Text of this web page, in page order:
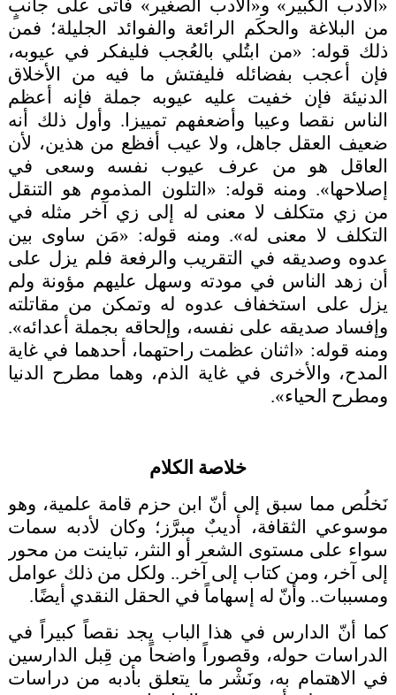
«الأدب الكبير» و«الأدب الصغير» فأتى على جانبٍ
من البلاغة والحكَم الرائعة والفوائد الجليلة؛ فمن
ذلك قوله: «من ابتُلي بالعُجب فليفكر في عيوبه،
فإن أعجب بفضائله فليفتش ما فيه من الأخلاق
الدنيئة فإن خفيت عليه عيوبه جملة فإنه أعظم
الناس نقصا وعيبا وأضعفهم تمييزا. وأول ذلك أنه
ضعيف العقل جاهل، ولا عيب أفظع من هذين، لأن
العاقل هو من عرف عيوب نفسه وسعى في
إصلاحها». ومنه قوله: «التلون المذموم هو التنقل
من زي متكلف لا معنى له إلى زي آخر مثله في
التكلف لا معنى له». ومنه قوله: «مَن ساوى بين
عدوه وصديقه في التقريب والرفعة فلم يزل على
أن زهد الناس في مودته وسهل عليهم مؤونة ولم
يزل على استخفاف عدوه له وتمكن من مقاتلته
وإفساد صديقه على نفسه، وإلحاقه بجملة أعدائه».
ومنه قوله: «اثنان عظمت راحتهما، أحدهما في غاية
المدح، والأخرى في غاية الذم، وهما مطرح الدنيا
ومطرح الحياء».
خلاصة الكلام
نَخلُص مما سبق إلى أنّ ابن حزم قامة علمية، وهو
موسوعي الثقافة، أديبٌ مبرَّز؛ وكان لأدبه سمات
سواء على مستوى الشعر أو النثر، تباينت من محور
إلى آخر، ومن كتاب إلى آخر.. ولكل من ذلك عوامل
ومسببات.. وأنّ له إسهاماً في الحقل النقدي أيضًا.
كما أنّ الدارس في هذا الباب يجد نقصاً كبيراً في
الدراسات حوله، وقصوراً واضحاً من قِبل الدارسين
في الاهتمام به، ونَشْر ما يتعلق بأدبه من دراسات